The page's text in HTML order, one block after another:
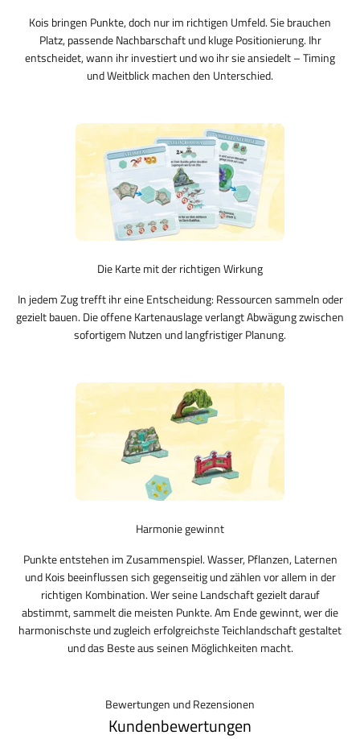
Kois bringen Punkte, doch nur im richtigen Umfeld. Sie brauchen
Platz, passende Nachbarschaft und kluge Positionierung. Ihr
entscheidet, wann ihr investiert und wo ihr sie ansiedelt – Timing
und Weitblick machen den Unterschied.
Die Karte mit der richtigen Wirkung
In jedem Zug trefft ihr eine Entscheidung: Ressourcen sammeln oder
gezielt bauen. Die offene Kartenauslage verlangt Abwägung zwischen
sofortigem Nutzen und langfristiger Planung.
Harmonie gewinnt
Punkte entstehen im Zusammenspiel. Wasser, Pflanzen, Laternen
und Kois beeinflussen sich gegenseitig und zählen vor allem in der
richtigen Kombination. Wer seine Landschaft gezielt darauf
abstimmt, sammelt die meisten Punkte. Am Ende gewinnt, wer die
harmonischste und zugleich erfolgreichste Teichlandschaft gestaltet
und das Beste aus seinen Möglichkeiten macht.
Bewertungen und Rezensionen
Kundenbewertungen